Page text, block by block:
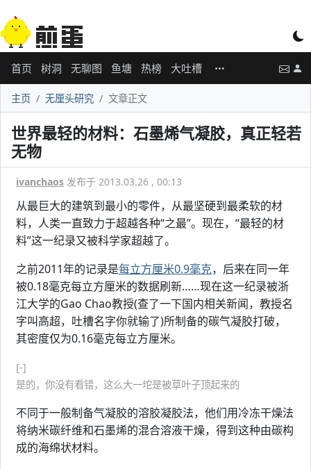
首页 树洞 无聊图 鱼塘 热榜 大吐槽
主页 无厘头研究 文章正文
世界最轻的材料：石墨烯气凝胶，真正轻若
无物
ivanchaos 发布于 2013.03.26 , 00:13
从最巨大的建筑到最小的零件，从最坚硬到最柔软的材
料，人类一直致力于超越各种“之最”。现在，“最轻的材
料”这一纪录又被科学家超越了。
之前2011年的记录是每立方厘米0.9毫克，后来在同一年
被0.18毫克每立方厘米的数据刷新……现在这一纪录被浙
江大学的Gao Chao教授(查了一下国内相关新闻，教授名
字叫高超，吐槽名字你就输了)所制备的碳气凝胶打破，
其密度仅为0.16毫克每立方厘米。
[-]
是的，你没有看错，这么大一坨是被草叶子顶起来的
不同于一般制备气凝胶的溶胶凝胶法，他们用冷冻干燥法
将纳米碳纤维和石墨烯的混合溶液干燥，得到这种由碳构
成的海绵状材料。